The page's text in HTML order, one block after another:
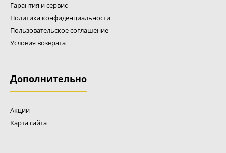
Гарантия и сервис
Политика конфиденциальности
Пользовательское соглашение
Условия возврата
Дополнительно
Акции
Карта сайта